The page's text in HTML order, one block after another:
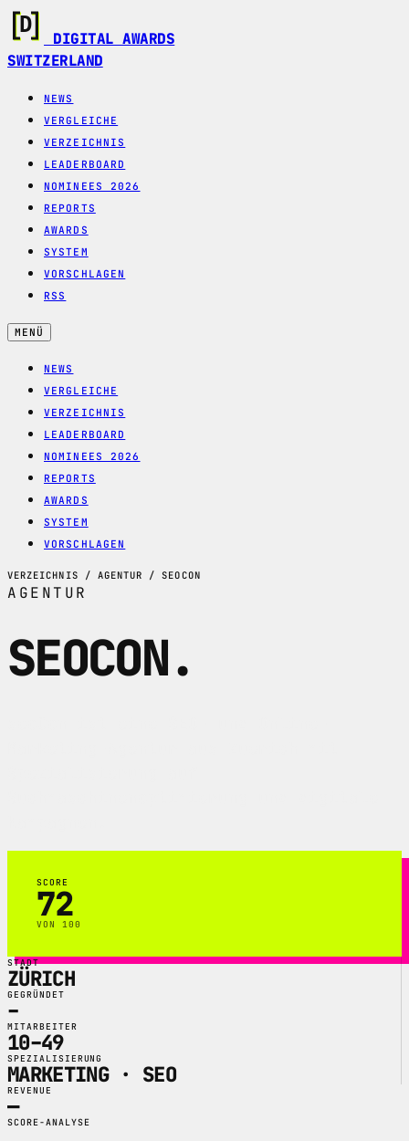
DIGITAL AWARDS
SWITZERLAND
NEWS
VERGLEICHE
VERZEICHNIS
LEADERBOARD
NOMINEES 2026
REPORTS
AWARDS
SYSTEM
VORSCHLAGEN
RSS
MENÜ
NEWS
VERGLEICHE
VERZEICHNIS
LEADERBOARD
NOMINEES 2026
REPORTS
AWARDS
SYSTEM
VORSCHLAGEN
VERZEICHNIS / AGENTUR / SEOCON
AGENTUR
SEOCON.
SCORE
72
VON 100
STADT
ZÜRICH
GEGRÜNDET
–
MITARBEITER
10–49
SPEZIALISIERUNG
MARKETING · SEO
REVENUE
—
SCORE-ANALYSE